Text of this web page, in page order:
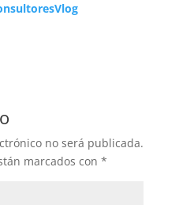
no será publicada.
marcados con *